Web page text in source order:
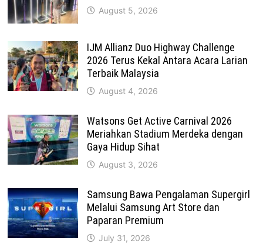
August 5, 2026
IJM Allianz Duo Highway Challenge
2026 Terus Kekal Antara Acara Larian
Terbaik Malaysia
August 4, 2026
Watsons Get Active Carnival 2026
Meriahkan Stadium Merdeka dengan
Gaya Hidup Sihat
August 3, 2026
Samsung Bawa Pengalaman Supergirl
Melalui Samsung Art Store dan
Paparan Premium
July 31, 2026